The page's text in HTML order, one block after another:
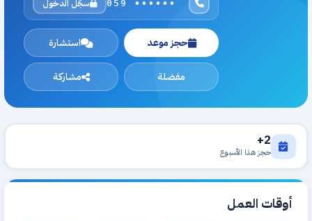
059 •••••• سجّل الدخول
حجز موعد استشارة
مفضلة مشاركة
2+
حجز هذا الأسبوع
أوقات العمل